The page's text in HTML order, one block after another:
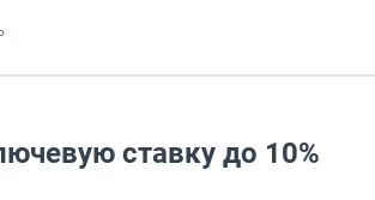
ставку до 10%